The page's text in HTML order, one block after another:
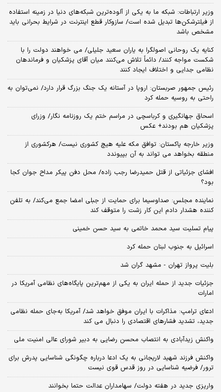
وزیر ارتباطات: شبکه ما به یکی از آلوده‌ترین شبکه‌های دنیا در زمینه استفاده
از فیلترشکن‌ها تبدیل شده است/ سازوکار قطع اینترنت در شرایط بحرانی باید
مشخص باشد
کنایه یک روحانی اصولگرا به یاران سعید جلیلی/ می خواهند دولت را با
شکست مواجه کنند/ دائماً تلاش می‌کنند میان آقای پزشکیان و فرماندهان
نظامی جدایی و اختلاف ایجاد کنند
رئیس جمهور صربستان: اروپا در آستانه یک جنگ بزرگ قرار دارد/ نمی‌توان به
راحتی به روسیه حمله کرد
اسحاق جهانگیری و کرباسچی در مراسم ختم یک روزنامه نگار/ وزرای
پزشکیان هم بودند+ عکس
وزیر خارجه پاکستان: توافق مکه علیه هیچ کشوری نیست/ هرکشوری از
منطقه بخواهد می تواند به آن بپیوندد
افشای جزئیاتی از قتل حمیدرضا رجب زاده/ محل دفن پیکر مداح جوان کجا
بود؟
نماینده مجلس: صداوسیما برای حمایت از جبلی امضا جمع می‌کند/ به تلفن
کننده هشدار دادم این کار زشت را متوقف کند
پیام تسلیت سید محمد خاتمی به سید حسن خمینی
اسرائیل به جنوب لبنان حمله کرد
بلیت پرواز تهران - مشهد گران شد
جزئیات جدید از حمله ایران به یکی از مهم‌ترین پایگاه‌های نظامی آمریکا در
امارات
ادعای ترامپ: مذاکرات با ایران موفق خواهد شد/ آمریکا به‌جای حمله نظامی
جدید، تشدید فشارهای اقتصادی را دنبال می کند
واکنش زیدآبادی به انتصاب محسن رضایی به دبیر شورای عالی امنیت ملی
واکنش فرزند شهید لاریجانی به یک ادعا درباره چگونگی شناسایی پدرش برای
ترور/ فرضیه شناسایی در روز قدس قوی نیست
واریزی جدید در هفته دولت/ سهامداران عدالت حتما بخوانند